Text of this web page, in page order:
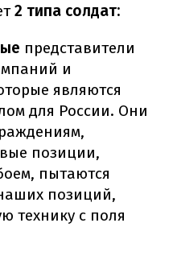
2 типа солдат:
представители
и
являются
для России. Они
позиции,
пытаются
позиций,
технику с поля